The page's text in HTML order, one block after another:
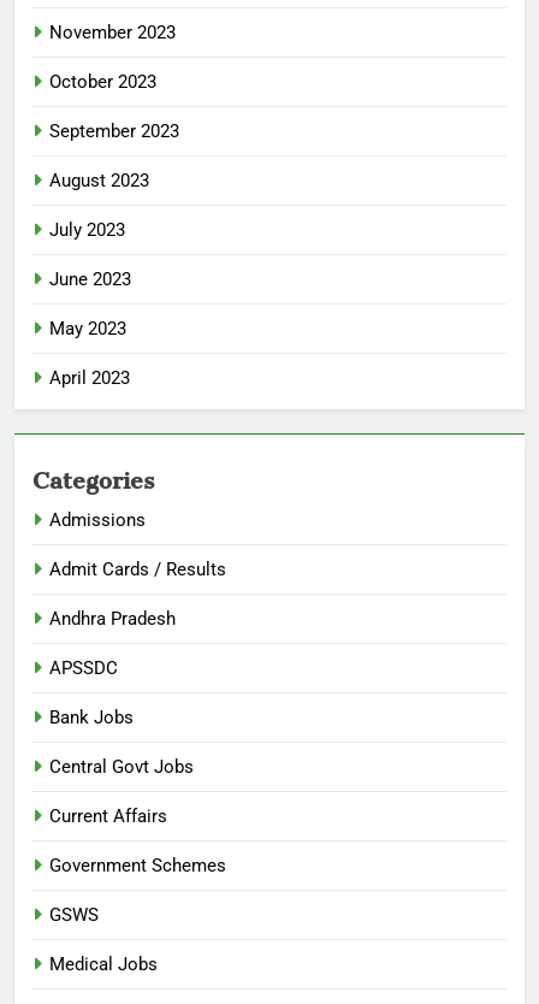
November 2023
October 2023
September 2023
August 2023
July 2023
June 2023
May 2023
April 2023
Categories
Admissions
Admit Cards / Results
Andhra Pradesh
APSSDC
Bank Jobs
Central Govt Jobs
Current Affairs
Government Schemes
GSWS
Medical Jobs